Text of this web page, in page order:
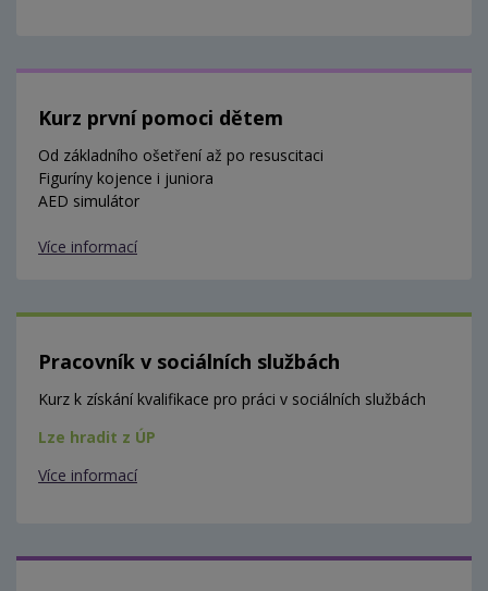
Kurz první pomoci dětem
Od základního ošetření až po resuscitaci
Figuríny kojence i juniora
AED simulátor
Více informací
Pracovník v sociálních službách
Kurz k získání kvalifikace pro práci v sociálních službách
Lze hradit z ÚP
Více informací